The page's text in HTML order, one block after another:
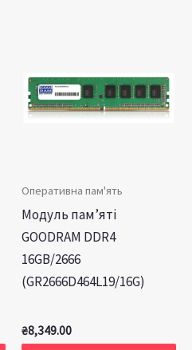
Оперативна пам'ять
Модуль пам’яті
GOODRAM DDR4
16GB/2666
(GR2666D464L19/16G)
₴8,349.00